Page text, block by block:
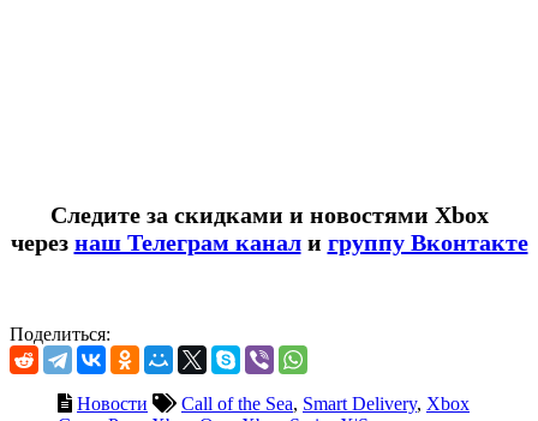
Следите за скидками и новостями Xbox
через наш Телеграм канали группу Вконтакте
Поделиться:
Новости Call of the Sea, Smart Delivery, Xbox